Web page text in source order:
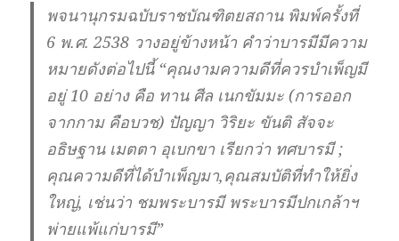
พจนานุกรมฉบับราชบัณฑิตยสถาน พิมพ์ครั้งที่
6 พ.ศ. 2538 วางอยู่ข้างหน้า คำว่าบารมีมีความ
หมายดังต่อไปนี้ “คุณงามความดีที่ควรบำเพ็ญมี
อยู่ 10 อย่าง คือ ทาน ศีล เนกขัมมะ (การออก
จากกาม คือบวช) ปัญญา วิริยะ ขันติ สัจจะ
อธิษฐาน เมตตา อุเบกขา เรียกว่า ทศบารมี ;
คุณความดีที่ได้บำเพ็ญมา,คุณสมบัติที่ทำให้ยิ่ง
ใหญ่, เช่นว่า ชมพระบารมี พระบารมีปกเกล้าฯ
พ่ายแพ้แก่บารมี”